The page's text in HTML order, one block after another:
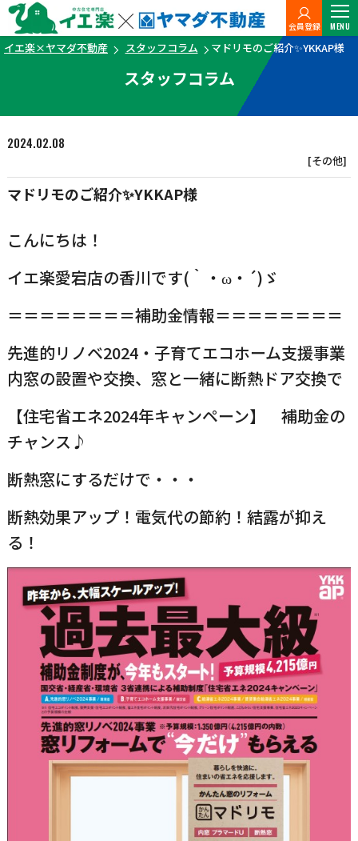
会員登録 MENU
イエ楽×ヤマダ不動産 スタッフコラム マドリモのご紹介✨YKKAP様
スタッフコラム
2024.02.08
[その他]
マドリモのご紹介✨YKKAP様
こんにちは！
イエ楽愛宕店の香川です(｀・ω・´)ゞ
＝＝＝＝＝＝＝＝補助金情報＝＝＝＝＝＝＝＝
先進的リノベ2024・子育てエコホーム支援事業
内窓の設置や交換、窓と一緒に断熱ドア交換で
【住宅省エネ2024年キャンペーン】 補助金の
チャンス♪
断熱窓にするだけで・・・
断熱効果アップ！電気代の節約！結露が抑え
る！